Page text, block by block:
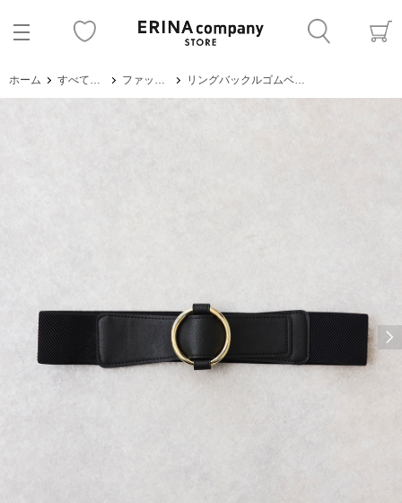
ホーム すべてのアイテム ファッション雑貨 リングバックルゴムベルト